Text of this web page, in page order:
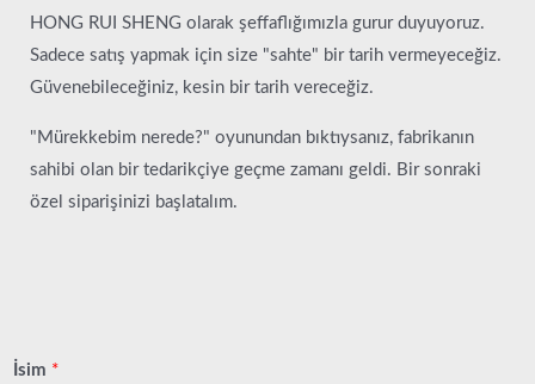
HONG RUI SHENG olarak şeffaflığımızla gurur duyuyoruz.
Sadece satış yapmak için size "sahte" bir tarih vermeyeceğiz.
Güvenebileceğiniz, kesin bir tarih vereceğiz.
"Mürekkebim nerede?" oyunundan bıktıysanız, fabrikanın
sahibi olan bir tedarikçiye geçme zamanı geldi. Bir sonraki
özel siparişinizi başlatalım.
İsim *